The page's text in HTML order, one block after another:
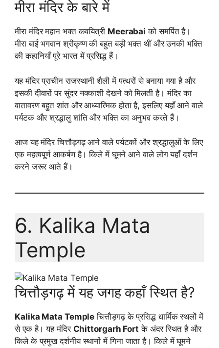
मीरा मंदिर के बारे में
मीरा मंदिर महान भक्त कवयित्री Meerabai को समर्पित है।
मीरा बाई भगवान श्रीकृष्ण की बहुत बड़ी भक्त थीं और उनकी भक्ति
की कहानियाँ पूरे भारत में प्रसिद्ध हैं।
यह मंदिर प्राचीन राजस्थानी शैली में पत्थरों से बनाया गया है और
इसकी दीवारों पर सुंदर नक्काशी देखने को मिलती है। मंदिर का
वातावरण बहुत शांत और आध्यात्मिक होता है, इसलिए यहाँ आने वाले
पर्यटक और श्रद्धालु शांति और भक्ति का अनुभव करते हैं।
आज यह मंदिर चित्तौड़गढ़ आने वाले पर्यटकों और श्रद्धालुओं के लिए
एक महत्वपूर्ण आकर्षण है। किले में घूमने आने वाले लोग यहाँ दर्शन
करने जरूर आते हैं।
6. Kalika Mata
Temple
चित्तौड़गढ़ में यह जगह कहाँ स्थित है?
Kalika Mata Temple चित्तौड़गढ़ के प्रसिद्ध धार्मिक स्थलों में
से एक है। यह मंदिर Chittorgarh Fort के अंदर स्थित है और
किले के प्रमुख दर्शनीय स्थानों में गिना जाता है। किले में घूमने